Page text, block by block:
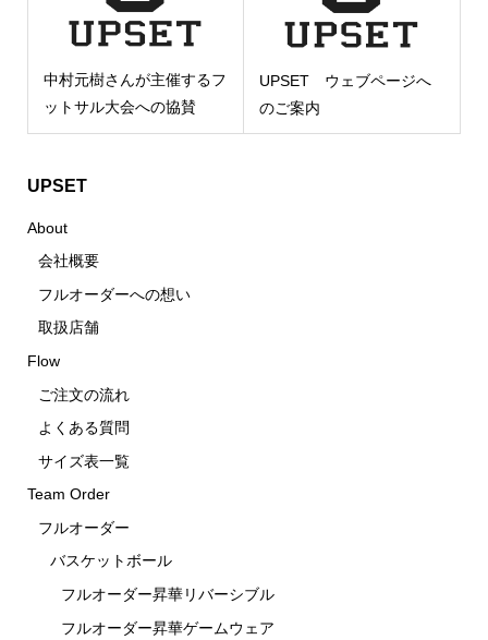
中村元樹さんが主催するフ
ットサル大会への協賛
UPSET ウェブページへ
のご案内
UPSET
About
会社概要
フルオーダーへの想い
取扱店舗
Flow
ご注文の流れ
よくある質問
サイズ表一覧
Team Order
フルオーダー
バスケットボール
フルオーダー昇華リバーシブル
フルオーダー昇華ゲームウェア